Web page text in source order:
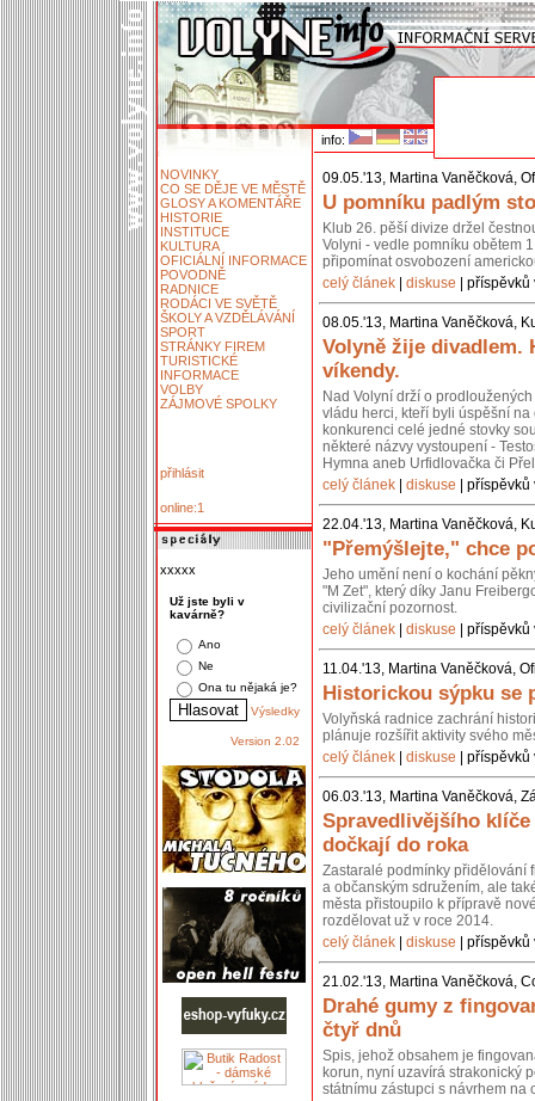
info:
NOVINKY
CO SE DĚJE VE MĚSTĚ
GLOSY A KOMENTÁŘE
HISTORIE
INSTITUCE
KULTURA
OFICIÁLNÍ INFORMACE
POVODNĚ
RADNICE
RODÁCI VE SVĚTĚ
ŠKOLY A VZDĚLÁVÁNÍ
SPORT
STRÁNKY FIREM
TURISTICKÉ
INFORMACE
VOLBY
ZÁJMOVÉ SPOLKY
přihlásit
online:1
xxxxx
Už jste byli v
kavárně?
Ano
Ne
Ona tu nějaká je?
Výsledky
Version 2.02
09.05.'13, Martina Vaněčková,
U pomníku padlým
Klub 26. pěší divize držel
Volyni - vedle pomníku obětem
připomínat osvobození
celý článek
diskuse |
08.05.'13, Martina Vaněčková,
Volyně žije divadlem.
víkendy.
Nad Volyní drží o
vládu herci, kteří byli úspěšní
konkurenci celé jedné stovky
některé názvy vystoupení -
Hymna aneb Urfidlovačka či
celý článek
diskuse |
22.04.'13, Martina Vaněčková,
"Přemýšlejte," chce
Jeho umění není o kochání
"M Zet", který díky Janu
civilizační pozornost.
celý článek
diskuse |
11.04.'13, Martina Vaněčková,
Historickou sýpku se
Volyňská radnice zachrání
plánuje rozšířit aktivity svého
celý článek
diskuse |
06.03.'13, Martina Vaněčková,
Spravedlivějšího
dočkají do roka
Zastaralé podmínky přidělování
a občanským sdružením, ale
města přistoupilo k přípravě
rozdělovat už v roce 2014.
celý článek
diskuse |
21.02.'13, Martina Vaněčková,
Drahé gumy z
čtyř dnů
Spis, jehož obsahem je
korun, nyní uzavírá strakonický
státnímu zástupci s návrhem na